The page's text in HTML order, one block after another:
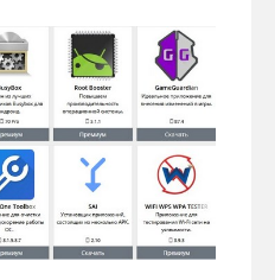
скачать
интересные
приложения
для
Android